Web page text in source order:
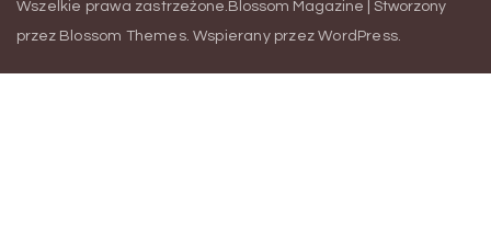
Wszelkie prawa zastrzeżone. Blossom Magazine | Stworzony
przez Blossom Themes. Wspierany przezWordPress